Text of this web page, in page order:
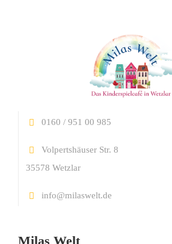
0160 / 951 00 985
Volpertshäuser Str. 8
35578 Wetzlar
info@milaswelt.de
Milas Welt